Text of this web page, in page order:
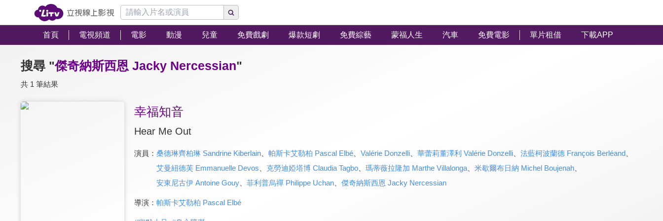
首頁 電視頻道 電影 動漫 兒童 免費戲劇 爆款短劇 免費綜藝 蒙福人生 汽車 免費電影 單片租借 下載APP
搜尋 "傑奇納斯西恩 Jacky Nercessian"
共 1 筆結果
幸福知音
Hear Me Out
演員： 桑德琳齊柏琳 Sandrine Kiberlain、 帕斯卡艾勒柏 Pascal Elbé、 Valérie Donzelli、 華蕾莉董澤利 Valérie Donzelli、 法藍柯波蘭德 François Berléand、
艾曼紐德芙 Emmanuelle Devos
克勞迪婭塔博 Claudia Tagbo、 瑪蒂薇拉隆加 Marthe Villalonga、 米歇爾布日納 Michel Boujenah、
安東尼古伊 Antoine Gouy、 菲利普烏禪 Philippe Uchan、 傑奇納斯西恩 Jacky Nercessian
導演： 帕斯卡艾勒柏 Pascal Elbé